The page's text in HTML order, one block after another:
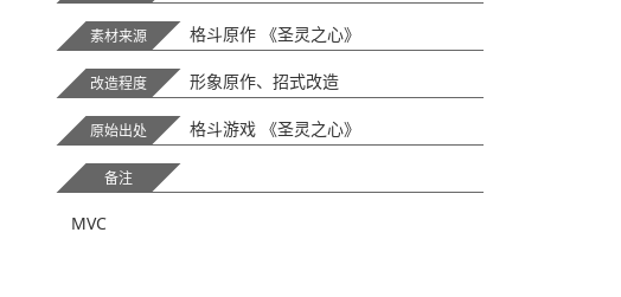
素材来源 格斗原作 《圣灵之心》
改造程度 形象原作、招式改造
原始出处 格斗游戏 《圣灵之心》
备注
MVC